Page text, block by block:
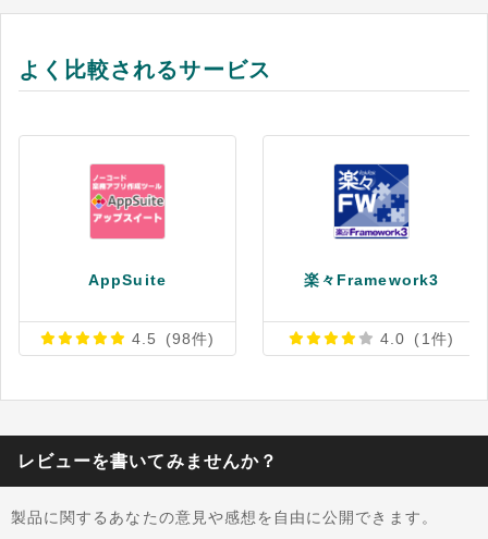
定のイベントが発生した際のアクションやワーク
フローなど、従来自動化が難しかった業務にも柔
クの連携やオリジナル機能の追加、ユーザー独自
動化が可能です。 さらに、Zapier標準のAIアシス
タント機能や生成AIツールとの連携も可能で、チ
ャットボットの構築やワークフロー設計支援な
す。特定の条件や要件に合わせてカスタマイズで
化・自動化の実現をサポートするツールです。 ※
よく比較されるサービス
AppSuite
4.5 (98件)
楽々Framework3
4.0 (1件)
レビューを書いてみませんか？
製品に関するあなたの意見や感想を自由に公開できます。